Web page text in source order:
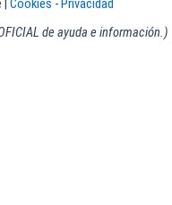
| Cookies -Privacidad
de ayuda e información.)